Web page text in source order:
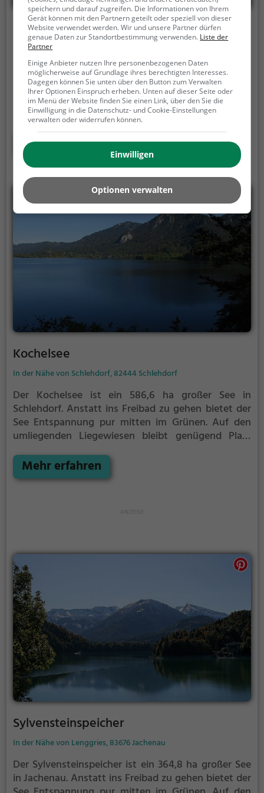
Walchensee
In der Nähe von Jachenau, 82432 Kochel am See
Der Walchensee ist ein See in Kochel am See. Mit
seiner Fläche von 1616,9 ha ist der über 800 Meter
hoch gelegene Walchensee der fünftgrößte See in
Bayern. Im Talkessel gelegen ist der Walchensee
verhältnismäßig witterungsgeschützt und daher ein
beliebtes Ausflugsziel.
Mehr erfahren
Kochelsee
In der Nähe von Schlehdorf, 82444 Schlehdorf
Der Kochelsee ist ein 586,6 ha großer See in
Schlehdorf. Anstatt ins Freibad zu gehen bietet der
See Entspannung pur mitten im Grünen. Auf den
umliegenden Liegewiesen bleibt genügend Platz
September ist der Kochelsee ein beliebtes
Ausflugsziel. Egal ob für Familien, Freunde oder
Mehr erfahren
Sylvensteinspeicher
In der Nähe von Lenggries, 83676 Jachenau
Der Sylvensteinspeicher ist ein 364,8 ha großer See
in Jachenau. Anstatt ins Freibad zu gehen bietet der
speichern und darauf zugreifen. Die Informationen von Ihrem
Gerät können mit den Partnern geteilt oder speziell von dieser
Website verwendet werden. Wir und unsere Partner dürfen
genaue Daten zur Standortbestimmung verwenden. Liste der
Partner
Einige Anbieter nutzen Ihre personenbezogenen Daten
möglicherweise auf Grundlage ihres berechtigten Interesses.
Dagegen können Sie unten über den Button zum Verwalten
Ihrer Optionen Einspruch erheben. Unten auf dieser Seite oder
im Menü der Website finden Sie einen Link, über den Sie die
Einwilligung in die Datenschutz- und Cookie-Einstellungen
verwalten oder widerrufen können.
Einwilligen
Optionen verwalten